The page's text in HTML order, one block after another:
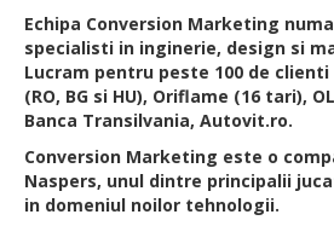
Echipa Conversion Marketing
specialisti in inginerie, design si
Lucram pentru peste 100 de
(RO, BG si HU), Oriflame (16 tari),
Banca Transilvania, Autovit.ro.
Conversion Marketing este o
Naspers, unul dintre principalii
in domeniul noilor tehnologii.